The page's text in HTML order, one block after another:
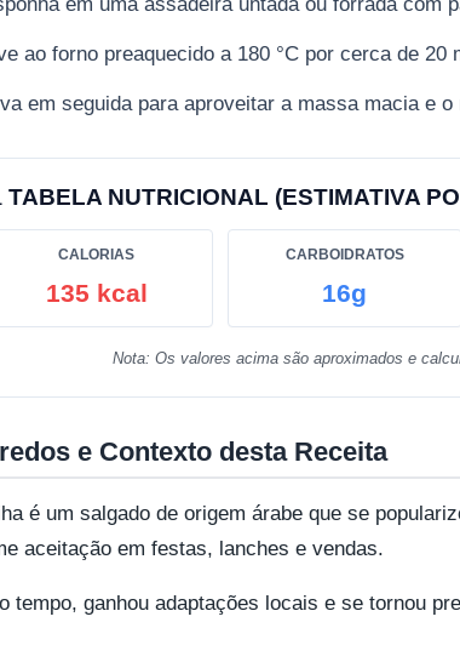
em uma assadeira untada ou forrada com
ao forno preaquecido a 180 °C por cerca de
em seguida para aproveitar a massa macia e
TABELA NUTRICIONAL (ESTIMATIVA
CALORIAS
135 kcal
CARBOIDRATOS
16g
Nota: Os valores acima são aproximados e
e Contexto desta Receita
é um salgado de origem árabe que se
aceitação em festas, lanches e vendas.
tempo, ganhou adaptações locais e se tornou